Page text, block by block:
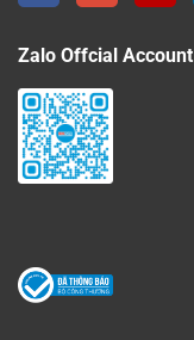
Zalo Offcial